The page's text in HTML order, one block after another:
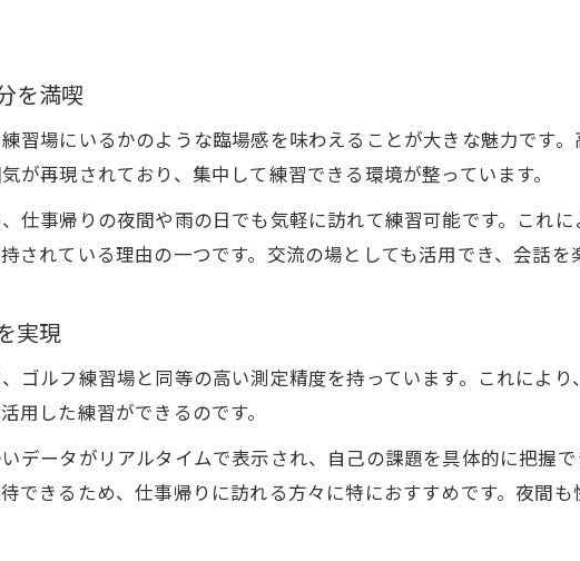
を満喫
習場にいるかのような臨場感を味わえることが大きな魅力です
が再現されており、集中して練習できる環境が整っています。
仕事帰りの夜間や雨の日でも気軽に訪れて練習可能です。これ
されている理由の一つです。交流の場としても活用でき、会話を
実現
ゴルフ練習場と同等の高い測定精度を持っています。これによ
用した練習ができるのです。
データがリアルタイムで表示され、自己の課題を具体的に把握
できるため、仕事帰りに訪れる方々に特におすすめです。夜間